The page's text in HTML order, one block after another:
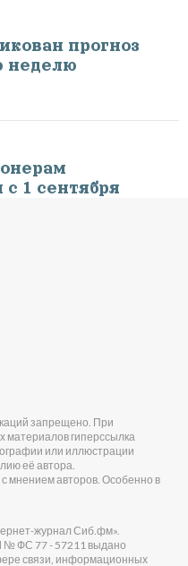
прогноз
неделю
1 сентября
запрещено. При
материалов гиперссылка
или иллюстрации
её автора.
мнением авторов. Особенно в
журнал Сиб.фм».
№ ФС 77 - 57211 выдано
связи, информационных